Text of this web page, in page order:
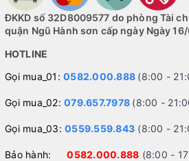
ĐKKD số 32D8009577 do phòng Tài
quận Ngũ Hành sơn cấp ngày Ngày
HOTLINE
Gọi mua_01: 0582.000.888 (8:00 -
Gọi mua_02: 079.657.7978 (8:00 -
Gọi mua_03: 0559.559.843 (8:00 -
Bảo hành:0582.000.888 (8:00 -